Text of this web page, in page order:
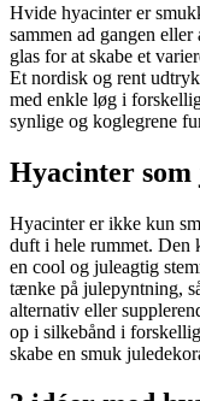
Hvide hyacinter er
sammen ad gangen
glas for at skabe et
Et nordisk og rent
med enkle løg i
synlige og koglegrene
Hyacinter
Hyacinter er ikke kun
duft i hele rummet. Den
en cool og juleagtig
tænke på julepyntning,
alternativ eller
op i silkebånd i
skabe en smuk